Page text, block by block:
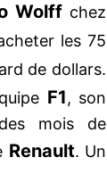
Wolff chez
les 75
de dollars.
F1, son
mois de
Renault. Un